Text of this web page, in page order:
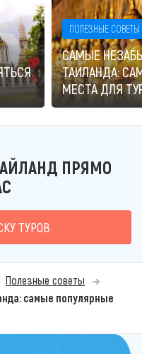
ПОЛЕЗНЫЕ СОВЕТЫ
САМЫЕ
ТАИЛАНДА:
МЕСТА ДЛЯ
ПРЯМО
ТУРОВ
Полезные советы
самые популярные